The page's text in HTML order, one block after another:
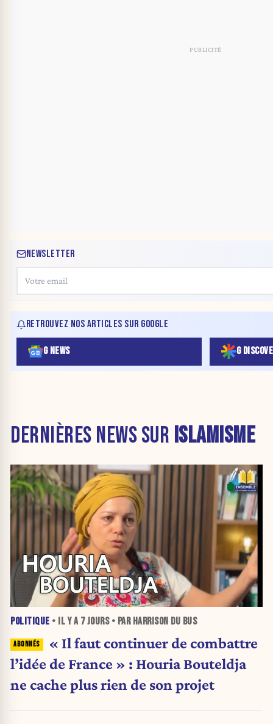
NEWSLETTER
RETROUVEZ NOS ARTICLES SUR GOOGLE
G NEWS G
DERNIÈRES NEWS SUR ISLAMISME
POLITIQUE • IL Y A 7 JOURS• PAR HARRISON DU BUS
« Il faut continuer de combattre
l’idée de France » : Houria Bouteldja
ne cache plus rien de son projet